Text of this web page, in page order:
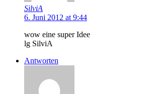
SilviA
6. Juni 2012 at 9:44
wow eine super Idee
lg SilviA
Antworten